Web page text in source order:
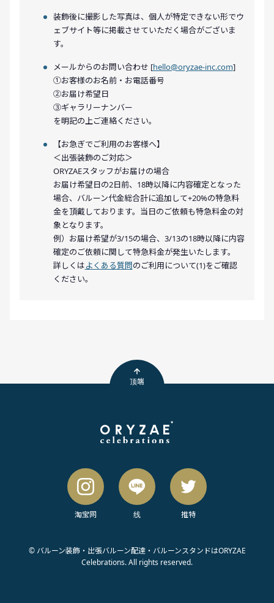
装飾後に撮影した写真は、個人が特定できない形でウ
ェブサイト等に掲載させていただく場合がございま
す。
メールからのお問い合わせ [hello@oryzae-inc.com]
①お客様のお名前・お電話番号
②お届け希望日
③ギャラリーナンバー
を明記の上ご連絡ください。
【お急ぎでご利用のお客様へ】
＜出張装飾のご対応＞
ORYZAEスタッフがお届けの場合
お届け希望日の2日前、18時以降に内容確定となった
場合、バルーン代金総合計に追加して+20%の特急料
金を頂戴しております。当日のご依頼も特急料金の対
象となります。
例）お届け希望が3/15の場合、3/13の18時以降に内容
確定のご依頼に関して特急料金が発生いたします。
詳しくはよくある質問のご利用について(1)をご確認
ください。
顶端
淘宝网 线 推特
© バルーン装飾・出張バルーン配達・バルーンスタンドはORYZAE
Celebrations. All rights reserved.